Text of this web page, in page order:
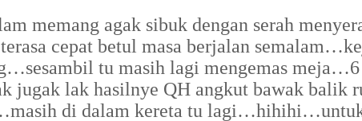
memang agak sibuk dengan serah
cepat betul masa berjalan
tu masih lagi mengemas
jugak lak hasilnye QH angkut bawak balik
di dalam kereta tu